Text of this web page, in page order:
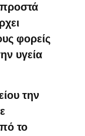
φορείς
υγεία
την
το